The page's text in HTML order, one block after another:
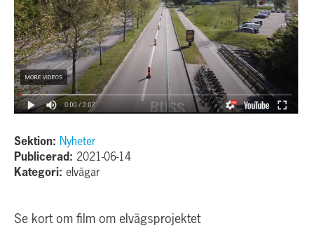
Sektion: Nyheter
Publicerad: 2021-06-14
Kategori: elvägar
Se kort om film om elvägsprojektet